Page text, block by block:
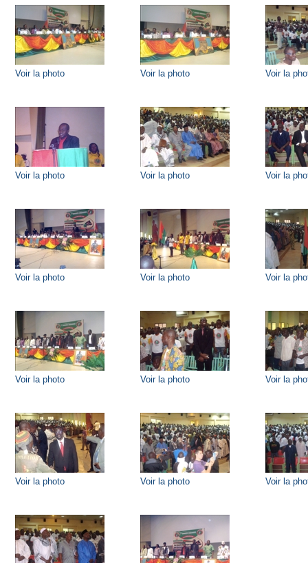
Voir la photo Voir la photo Voir la
Voir la photo Voir la photo Voir la
Voir la photo Voir la photo Voir la
Voir la photo Voir la photo Voir la
Voir la photo Voir la photo Voir la